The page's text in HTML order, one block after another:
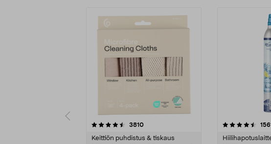
3810arvostelut
Keittiön puhdistus & tiskaus
4.5viidestä